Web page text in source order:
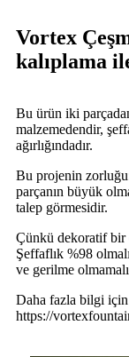
Vortex
kalıplama
Bu ürün iki
malzemedendir,
ağırlığındadır.
Bu projenin
parçanın büyük
talep görmesidir.
Çünkü dekoratif bir
Şeffaflık %98
ve gerilme
Daha fazla bilgi
https://